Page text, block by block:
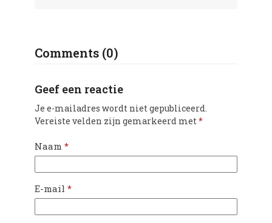
Comments (0)
Geef een reactie
Je e-mailadres wordt niet gepubliceerd.
Vereiste velden zijn gemarkeerd met*
Naam*
E-mail*